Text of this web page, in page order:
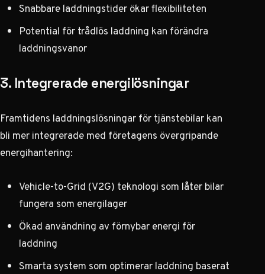
Snabbare laddningstider ökar flexibiliteten
Potential för trådlös laddning kan förändra
laddningsvanor
3. Integrerade energilösningar
Framtidens laddningslösningar för tjänstebilar kan
bli mer integrerade med företagens övergripande
energihantering:
Vehicle-to-Grid (V2G) teknologi som låter bilar
fungera som energilager
Ökad användning av förnybar energi för
laddning
Smarta system som optimerar laddning baserat